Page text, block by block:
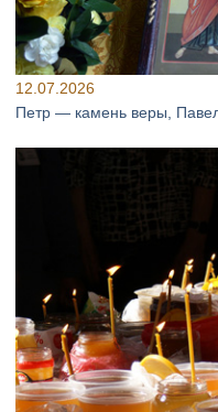
12.07.2026
Петр — камень веры,